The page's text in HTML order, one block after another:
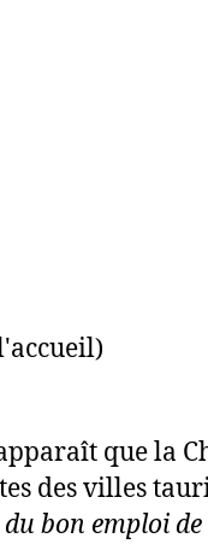
que la
des villes
du bon emploi